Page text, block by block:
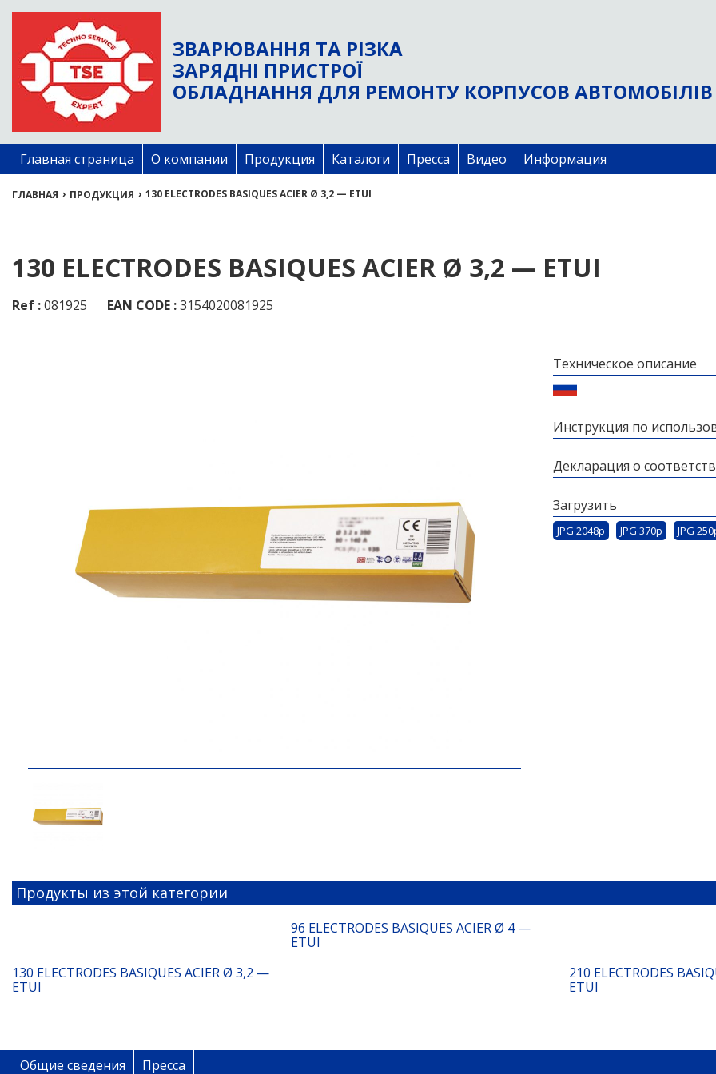
ЗВАРЮВАННЯ ТА РІЗКА
ЗАРЯДНІ ПРИСТРОЇ
ОБЛАДНАННЯ ДЛЯ РЕМОНТУ КОРПУСОВ АВТОМОБІЛІВ
Главная страница О компании Продукция Каталоги Пресса Видео Информация
ГЛАВНАЯ › ПРОДУКЦИЯ › 130 ELECTRODES BASIQUES ACIER Ø 3,2 — ETUI
130 ELECTRODES BASIQUES ACIER Ø 3,2 — ETUI
Ref :081925 EAN CODE :3154020081925
Техническое описание
Инструкция по
Декларация о
Загрузить
JPG 2048p JPG 370p JPG
Продукты из этой категории
96 ELECTRODES BASIQUES ACIER Ø 4 —
ETUI
130 ELECTRODES BASIQUES ACIER Ø 3,2 —
ETUI
210 ELECTRODES
ETUI
Общие сведения Пресса